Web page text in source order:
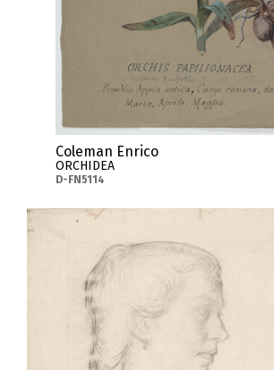
Coleman Enrico
ORCHIDEA
D-FN5114